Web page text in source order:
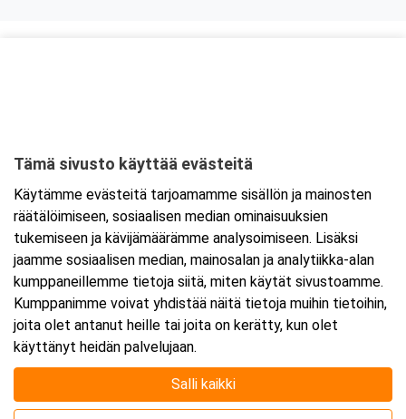
Tarkempi kartta ja ajo-ohjeet
Tämä sivusto käyttää evästeitä
Käytämme evästeitä tarjoamamme sisällön ja mainosten
räätälöimiseen, sosiaalisen median ominaisuuksien
tukemiseen ja kävijämäärämme analysoimiseen. Lisäksi
jaamme sosiaalisen median, mainosalan ja analytiikka-alan
kumppaneillemme tietoja siitä, miten käytät sivustoamme.
Kumppanimme voivat yhdistää näitä tietoja muihin tietoihin,
joita olet antanut heille tai joita on kerätty, kun olet
käyttänyt heidän palvelujaan.
Salli kaikki